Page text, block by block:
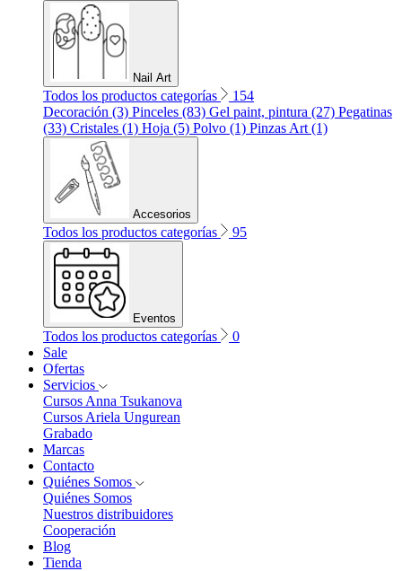
Nail Art
Todos los productos categorías
154
Decoración (3) Pinceles (83) Gel paint, pintura (27) Pegatinas
(33) Cristales (1) Hoja (5) Polvo (1) Pinzas Art (1)
Accesorios
Todos los productos categorías 95
Eventos
Todos los productos categorías
0
Sale
Ofertas
Servicios
Cursos Anna Tsukanova
Cursos Ariela Ungurean
Grabado
Marcas
Contacto
Quiénes Somos
Quiénes Somos
Nuestros distribuidores
Cooperación
Blog
Tienda